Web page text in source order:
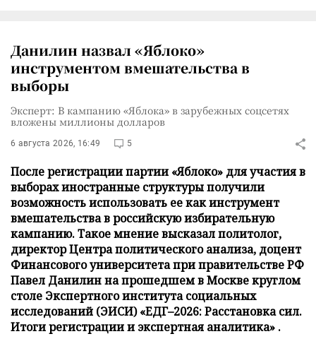
Данилин назвал «Яблоко»
инструментом вмешательства в
выборы
Эксперт: В кампанию «Яблока» в зарубежных соцсетях
вложены миллионы долларов
6 августа 2026, 16:49 5
После регистрации партии «Яблоко» для участия в
выборах иностранные структуры получили
возможность использовать ее как инструмент
вмешательства в российскую избирательную
кампанию. Такое мнение высказал политолог,
директор Центра политического анализа, доцент
Финансового университета при правительстве РФ
Павел Данилин на прошедшем в Москве круглом
столе Экспертного института социальных
исследований (ЭИСИ) «ЕДГ–2026: Расстановка сил.
Итоги регистрации и экспертная аналитика» .